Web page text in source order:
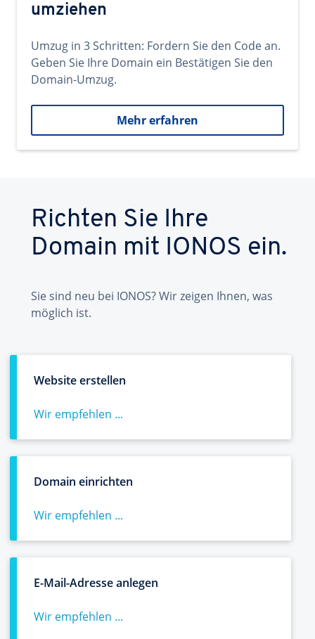
umziehen
Umzug in 3 Schritten: Fordern Sie den Code an.
Geben Sie Ihre Domain ein Bestätigen Sie den
Domain-Umzug.
Mehr erfahren
Richten Sie Ihre
Domain mit IONOS ein.
Sie sind neu bei IONOS? Wir zeigen Ihnen, was
möglich ist.
Website erstellen
Wir empfehlen ...
Domain einrichten
Wir empfehlen ...
E-Mail-Adresse anlegen
Wir empfehlen ...